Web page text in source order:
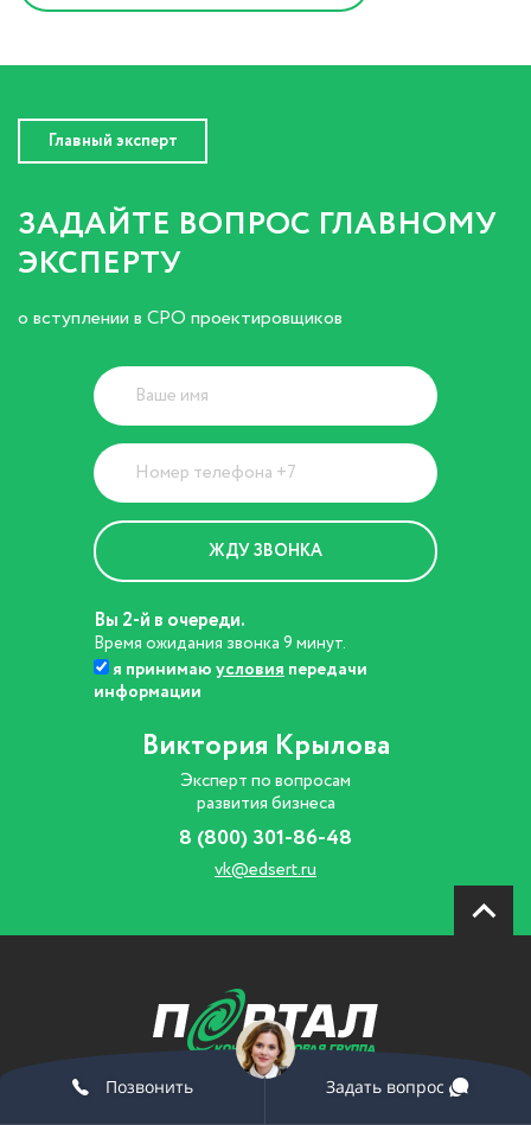
Главный эксперт
ЗАДАЙТЕ ВОПРОС ГЛАВНОМУ
ЭКСПЕРТУ
о вступлении в СРО проектировщиков
Вы 2-й в очереди.
Время ожидания звонка 9 минут.
я принимаюусловияпередачи
информации
Виктория Крылова
Эксперт по вопросам
развития бизнеса
8 (800) 301-86-48
vk@edsert.ru
© 2019 Все права защищены
Позвонить Задать вопрос